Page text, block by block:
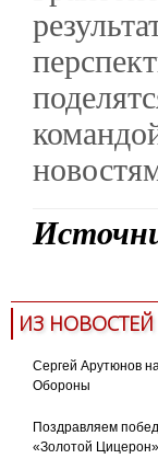
ИЗ НОВОСТЕЙ
Сергей Арутюнов
Обороны
Поздравляем
«Золотой Цицерон»